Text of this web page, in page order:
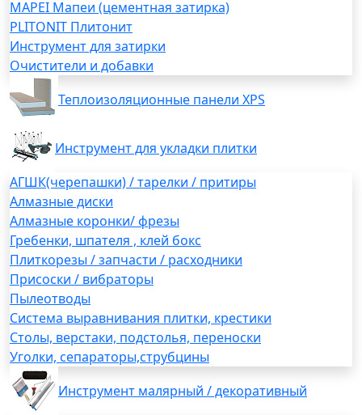
MAPEI Мапеи (цементная затирка)
PLITONIT Плитонит
Инструмент для затирки
Очистители и добавки
Теплоизоляционные панели XPS
Инструмент для укладки плитки
АГШК(черепашки) / тарелки / притиры
Алмазные диски
Алмазные коронки/ фрезы
Гребенки, шпателя , клей бокс
Плиткорезы / запчасти / расходники
Присоски / вибраторы
Пылеотводы
Система выравнивания плитки, крестики
Столы, верстаки, подстолья, переноски
Уголки, сепараторы,струбцины
Инструмент малярный / декоративный